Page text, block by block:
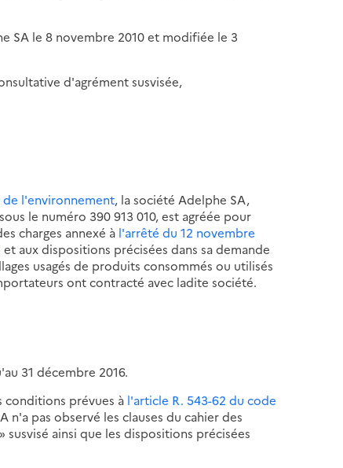
SA le 8 novembre 2010 et modifiée le 3
d'agrément susvisée,
de l'environnement, la société Adelphe SA,
le numéro 390 913 010, est agréée pour
charges annexé à l'arrêté du 12 novembre
et aux dispositions précisées dans sa demande
usagés de produits consommés ou utilisés
ont contracté avec ladite société.
31 décembre 2016.
conditions prévues à l'article R. 543-62 du code
n'a pas observé les clauses du cahier des
susvisé ainsi que les dispositions précisées